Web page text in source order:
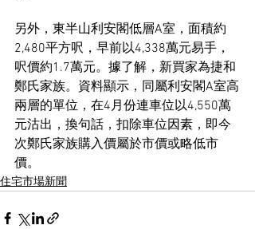
另外，東半山利安閣低層A室，面積約
2,480平方呎，早前以4,338萬元易手，
呎價約1.7萬元。據了解，新買家為捷和
鄭氏家族。資料顯示，同屬利安閣A室高
兩層的單位，在4月份連車位以4,550萬
元沽出，換句話，扣除車位因素，即今
次鄭氏家族購入價屬於市價或略低市
價。
住宅市場新聞